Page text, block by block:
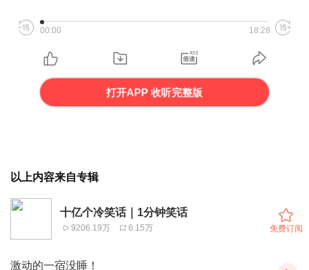
00:00 18:28
打开APP 收听完整版
以上内容来自专辑
十亿个冷笑话｜1分钟笑话
9206.19万 6.15万 免费订阅
激动的一宿没睡！